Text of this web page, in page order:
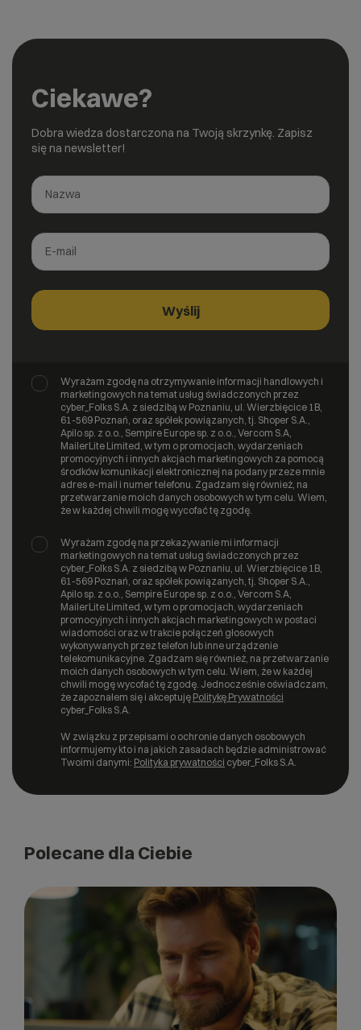
Ciekawe?
Dobra wiedza dostarczona na Twoją skrzynkę. Zapisz
się na newsletter!
Wyrażam zgodę na otrzymywanie informacji handlowych i
marketingowych na temat usług świadczonych przez
cyber_Folks S.A. z siedzibą w Poznaniu, ul. Wierzbięcice 1B,
61-569 Poznań, oraz spółek powiązanych, tj. Shoper S.A.,
Apilo sp. z o.o., Sempire Europe sp. z o.o., Vercom S.A,
MailerLite Limited, w tym o promocjach, wydarzeniach
promocyjnych i innych akcjach marketingowych za pomocą
środków komunikacji elektronicznej na podany przeze mnie
adres e-mail i numer telefonu. Zgadzam się również, na
przetwarzanie moich danych osobowych w tym celu. Wiem,
że w każdej chwili mogę wycofać tę zgodę.
Wyrażam zgodę na przekazywanie mi informacji
marketingowych na temat usług świadczonych przez
cyber_Folks S.A. z siedzibą w Poznaniu, ul. Wierzbięcice 1B,
61-569 Poznań, oraz spółek powiązanych, tj. Shoper S.A.,
Apilo sp. z o.o., Sempire Europe sp. z o.o., Vercom S.A,
MailerLite Limited, w tym o promocjach, wydarzeniach
promocyjnych i innych akcjach marketingowych w postaci
wiadomości oraz w trakcie połączeń głosowych
wykonywanych przez telefon lub inne urządzenie
telekomunikacyjne. Zgadzam się również, na przetwarzanie
moich danych osobowych w tym celu. Wiem, że w każdej
chwili mogę wycofać tę zgodę. Jednocześnie oświadczam,
że zapoznałem się i akceptuję Politykę Prywatności
cyber_Folks S.A.
W związku z przepisami o ochronie danych osobowych
informujemy kto i na jakich zasadach będzie administrować
Twoimi danymi: Polityka prywatności cyber_Folks S.A.
Polecane dla Ciebie